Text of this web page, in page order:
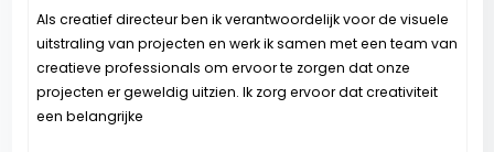
Als creatief directeur ben ik verantwoordelijk voor de visuele
uitstraling van projecten en werk ik samen met een team van
creatieve professionals om ervoor te zorgen dat onze
projecten er geweldig uitzien. Ik zorg ervoor dat creativiteit
een belangrijke